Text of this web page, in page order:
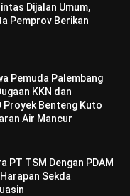
Dijalan Umum,
Pemprov Berikan
Pemuda Palembang
KKN dan
Proyek Benteng Kuto
Air Mancur
PT TSM Dengan PDAM
Sekda